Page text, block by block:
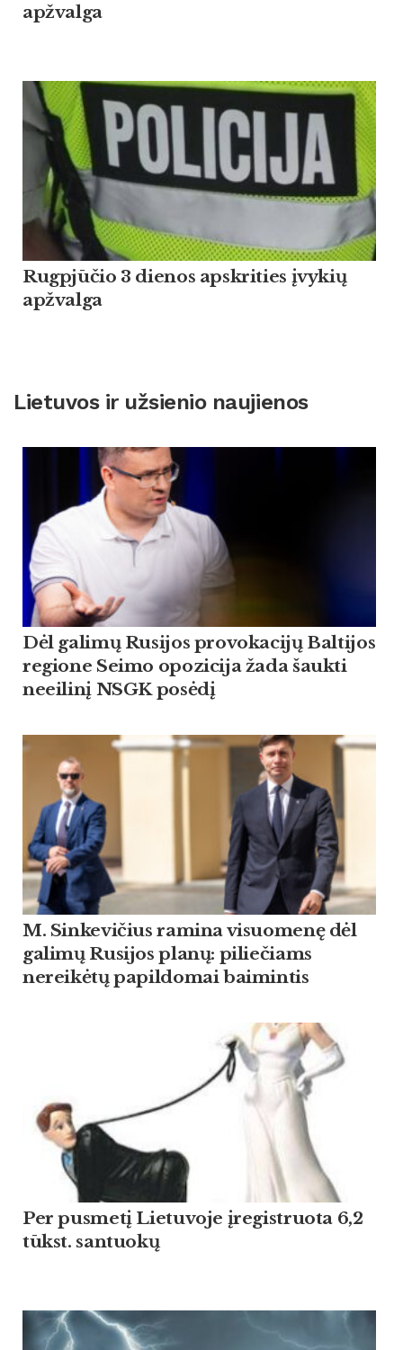
apžvalga
Rugpjūčio 3 dienos apskrities įvykių
apžvalga
Lietuvos ir užsienio naujienos
Dėl galimų Rusijos provokacijų Baltijos
regione Seimo opozicija žada šaukti
neeilinį NSGK posėdį
M. Sinkevičius ramina visuomenę dėl
galimų Rusijos planų: piliečiams
nereikėtų papildomai baimintis
Per pusmetį Lietuvoje įregistruota 6,2
tūkst. santuokų